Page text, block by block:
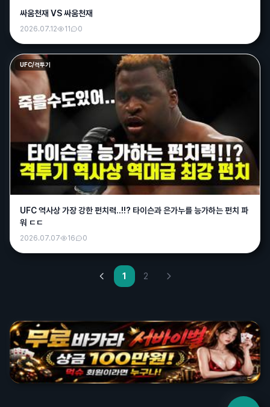
싸움천재 VS 싸움천재
2026.07.12 11 0
UFC/격투기
UFC 역사상 가장 강한 펀치력..!!? 타이슨과 은가누를 능가하는 펀치 파
워 ㄷㄷ
2026.07.07 16 0
1 2
와리가리 15:53
퇴근마렵다
오늘 한신승 가자잇!!
와리가리
더워서 시원한맥주 먹었더니 더덥다 잘못됐네ㅡㅡ
욕조숙녀
좋은아침입니다!
바나나 12:05
오늘도 야구 싹다 취소네...심심한데
아....
굿벳13:56
안녕하세요~
오늘 일야픽 추천즘 해주실분 ㅋ
에루샤15:05
다들 점심드셨어요?
흑조15:08
오목 한판 두실분 계십니까~~방 파놨으니 들어오세요